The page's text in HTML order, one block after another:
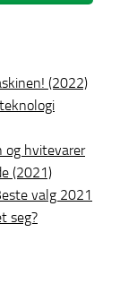
(2022)
og hvitevarer
(2021)
valg 2021
seg?